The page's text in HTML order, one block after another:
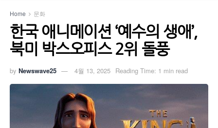
Home 문화
한국 애니메이션 ‘예수의 생애’,
북미 박스오피스 2위 돌풍
by Newswave25 4월 13, 2025 Reading Time: 1 min read